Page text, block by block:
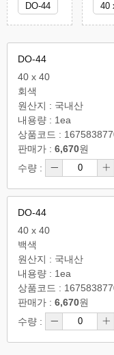
DO-44 40
DO-44
40 x 40
회색
원산지 : 국내산
내용량 : 1ea
상품코드 :
판매가 : 6,670원
수량 :
DO-44
40 x 40
백색
원산지 : 국내산
내용량 : 1ea
상품코드 :
판매가 : 6,670원
수량 :